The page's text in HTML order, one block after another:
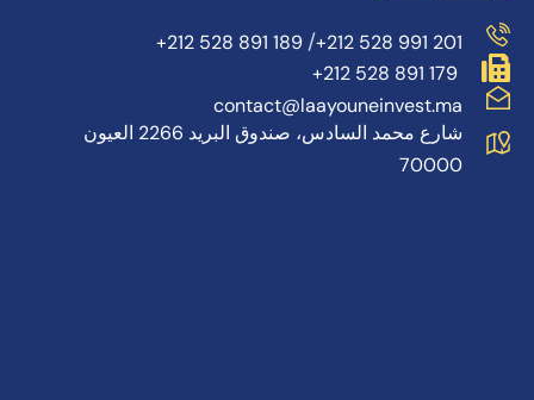
+212 528 891 189/+212 528 991 201
+212 528 891 179
contact@laayouneinvest.ma
شارع محمد السادس، صندوق البريد 2266 العيون
70000